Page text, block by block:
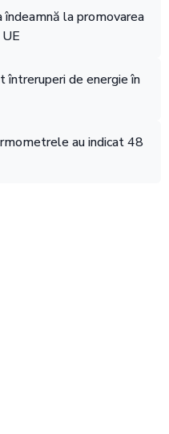
la promovarea
întreruperi de energie în
au indicat 48